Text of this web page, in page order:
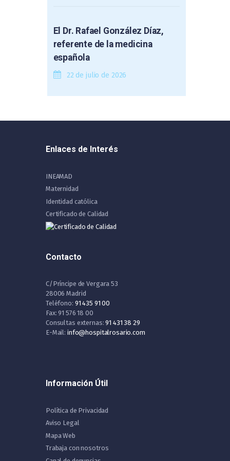
El Dr. Rafael González Díaz,
referente de la medicina
española
22 de julio de 2026
Enlaces de Interés
INEAMAD
Maternidad
Identidad católica
Certificado de Calidad
Contacto
C/Príncipe de Vergara 53
28006 Madrid
Teléfono: 91 435 91 00
Fax: 91 576 18 00
Consultas externas:91 431 38 29
E-Mail: info@hospitalrosario.com
Información Útil
Política de Privacidad
Aviso Legal
Mapa Web
Trabaja con nosotros